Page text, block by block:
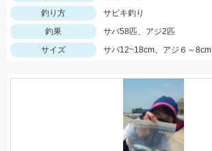
釣り方
サビキ釣り
釣果
サバ58匹、アジ2匹
サイズ
サバ12~18cm、アジ６～8cm